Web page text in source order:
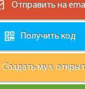
Отправить на
Получить код
Создать муз.